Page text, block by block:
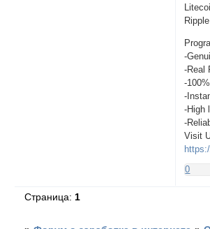
Ripple
-
-Real
-
-
-High
-
Visit
0
Страница: 1